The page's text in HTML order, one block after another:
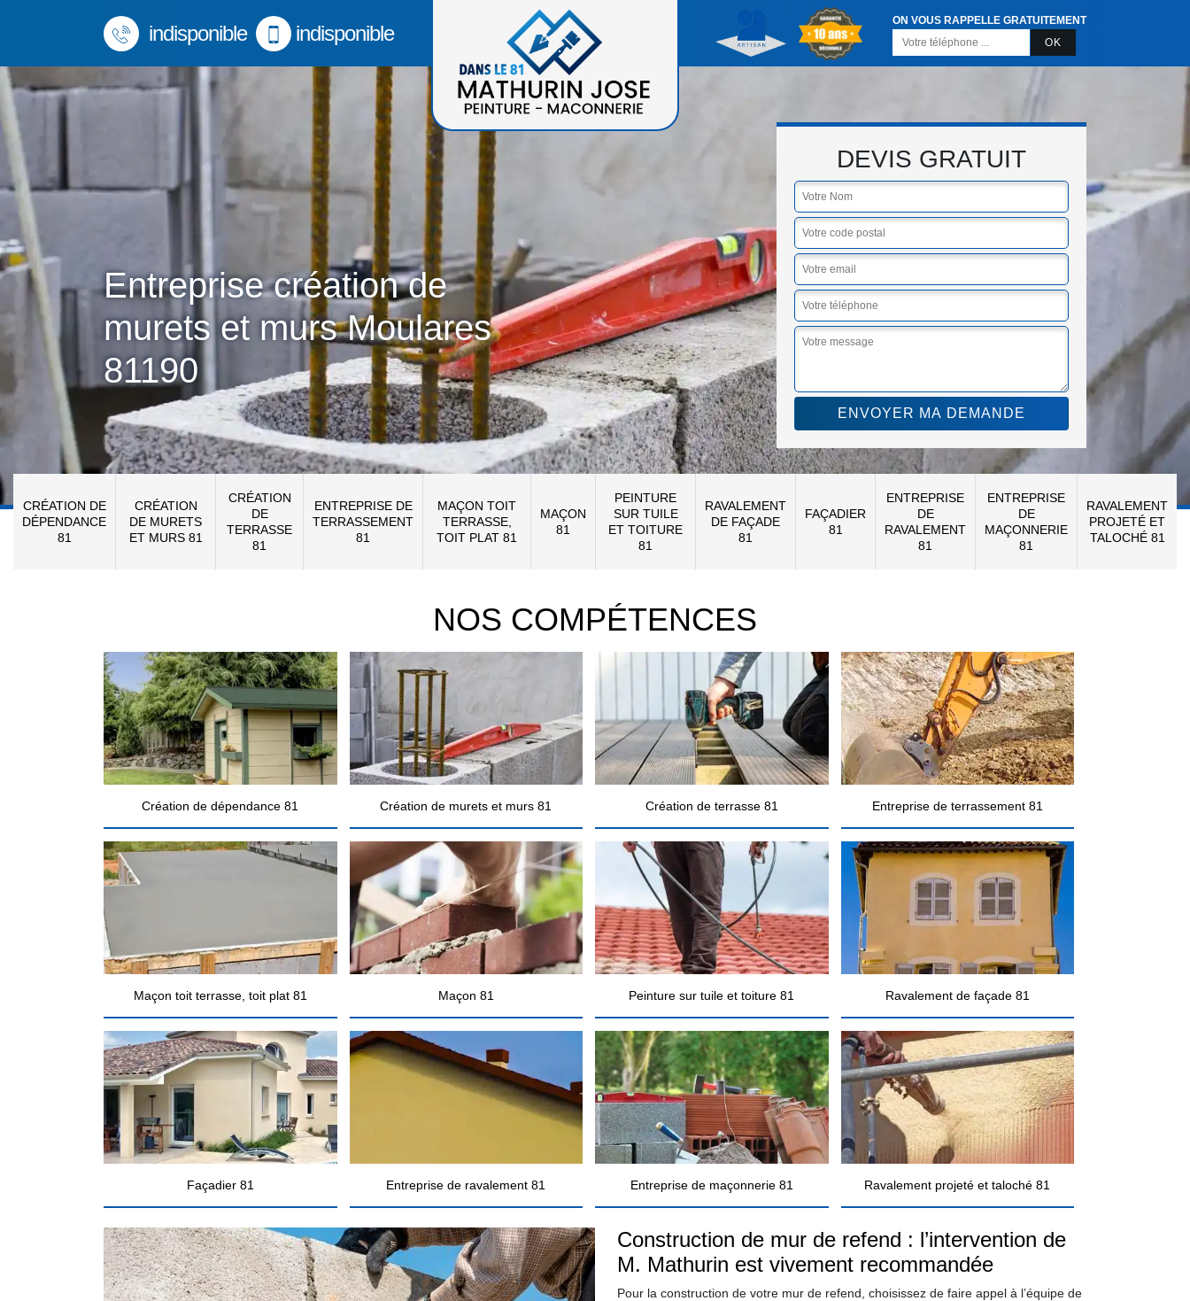
indisponible indisponible
ON VOUS RAPPELLE GRATUITEMENT
Entreprise création de
murets et murs Moulares
81190
DEVIS GRATUIT
CRÉATION DE
DÉPENDANCE
81
CRÉATION
DE MURETS
ET MURS 81
CRÉATION
DE
TERRASSE
81
ENTREPRISE DE
TERRASSEMENT
81
MAÇON TOIT
TERRASSE,
TOIT PLAT 81
MAÇON
81
PEINTURE
SUR TUILE
ET TOITURE
81
RAVALEMENT
DE FAÇADE
81
FAÇADIER
81
ENTREPRISE
DE
RAVALEMENT
81
ENTREPRISE
DE
MAÇONNERIE
81
RAVALEMENT
PROJETÉ ET
TALOCHÉ 81
NOS COMPÉTENCES
Création de dépendance 81 Création de murets et murs 81 Création de terrasse 81 Entreprise de terrassement 81
Maçon toit terrasse, toit plat 81 Maçon 81 Peinture sur tuile et toiture 81 Ravalement de façade 81
Façadier 81 Entreprise de ravalement 81 Entreprise de maçonnerie 81 Ravalement projeté et taloché 81
Construction de mur de refend : l’intervention de
M. Mathurin est vivement recommandée
Pour la construction de votre mur de refend, choisissez de faire appel à l’équipe de